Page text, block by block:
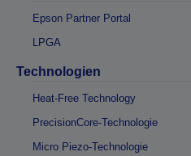
Epson Partner Portal
LPGA
Technologien
Heat-Free Technology
PrecisionCore-Technologie
Micro Piezo-Technologie